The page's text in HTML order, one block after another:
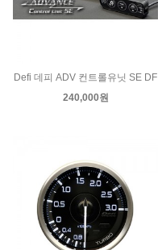
Defi 데피 ADV 컨트롤유닛 SE DF
240,000원